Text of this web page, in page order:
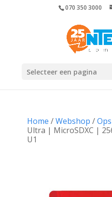
070 350 3000
Selecteer een pagina
Home /Webshop /
Ultra | MicroSDXC |
U1